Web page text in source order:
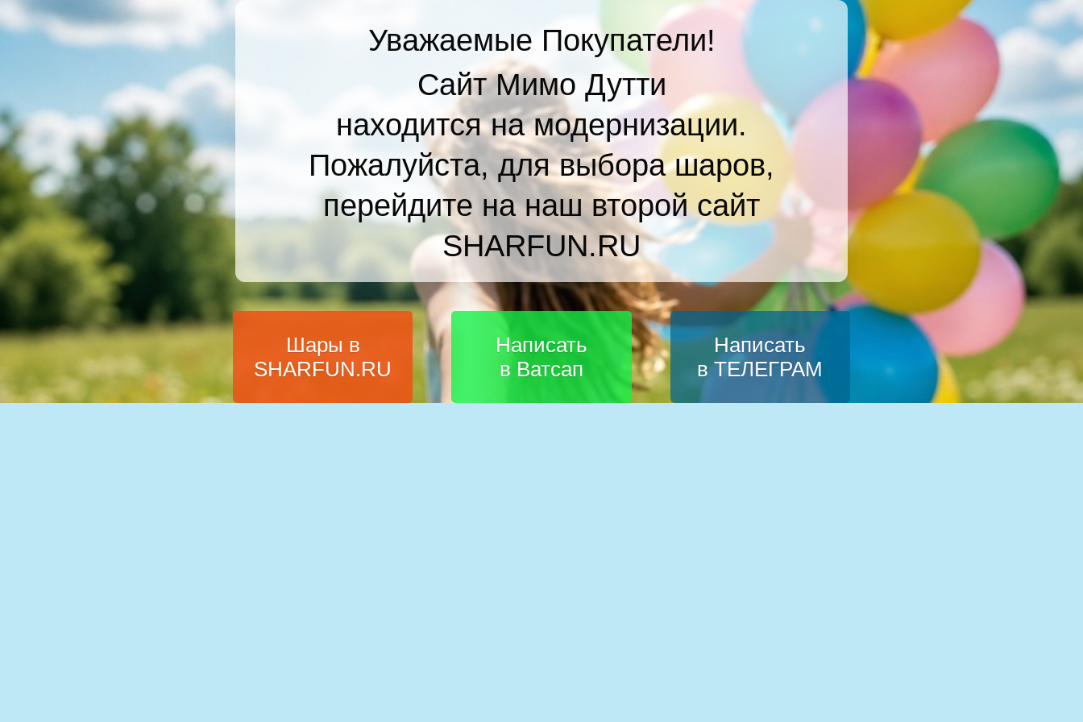
Уважаемые Покупатели!
Сайт Мимо Дутти
находится на модернизации.
Пожалуйста, для выбора шаров,
перейдите на наш второй сайт
SHARFUN.RU
Шары в
SHARFUN.RU
Написать
в Ватсап
Написать
в ТЕЛЕГРАМ